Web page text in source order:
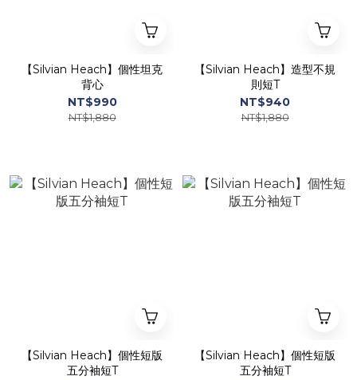
【Silvian Heach】個性坦克
背心
NT$990
NT$1,880
【Silvian Heach】造型不規
則短T
NT$940
NT$1,880
【Silvian Heach】個性短版
五分袖短T
【Silvian Heach】個性短版
五分袖短T